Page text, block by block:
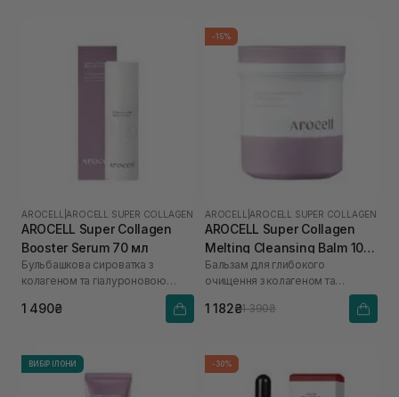
AROCELL AROCELL SUPER COLLAGEN
AROCELL Super Collagen
Booster Serum 70 мл
Бульбашкова сироватка з
колагеном та гіалуроновою
1 490₴
-15%
AROCELL AROCELL SUPER COLLAGEN
AROCELL Super Collagen
Melting Cleansing Balm 100
г
Бальзам для глибокого
очищення з колагеном та
1 182₴1 390₴
ВИБІР ІЛОНИ -30%